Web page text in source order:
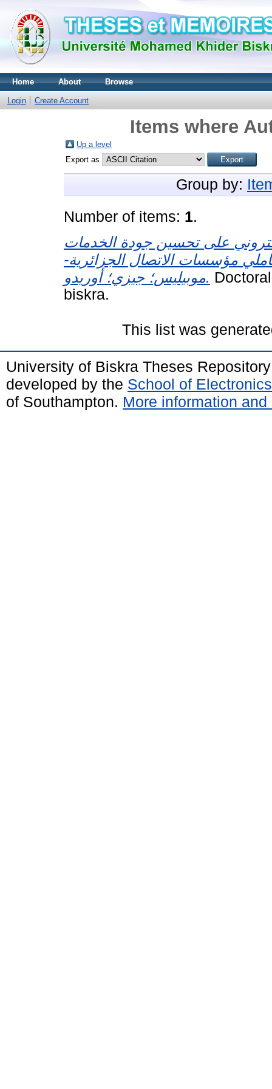
Home About Browse
Login Create Account
Items where
Up a level
Export as
Group by:
Number of items: 1.
على تحسين جودة الخدمات
مؤسسات الاتصال الجزائرية-
موبيليس؛ جيزي؛ أوريدو.
biskra.
This list was
University of Biskra Theses
developed by the School of
of Southampton. More information